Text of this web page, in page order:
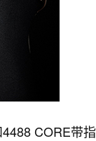
CORE带指